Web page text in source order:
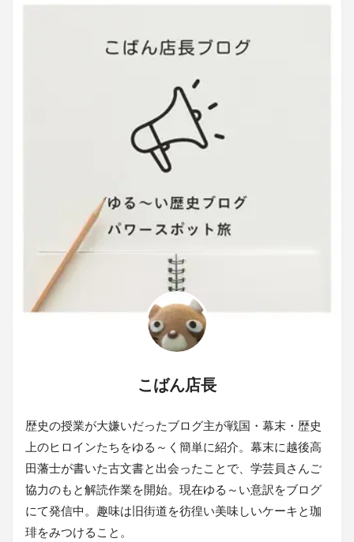
こばん店長
歴史の授業が大嫌いだったブログ主が戦国・幕末・歴史
上のヒロインたちをゆる～く簡単に紹介。幕末に越後高
田藩士が書いた古文書と出会ったことで、学芸員さんご
協力のもと解読作業を開始。現在ゆる～い意訳をブログ
にて発信中。趣味は旧街道を彷徨い美味しいケーキと珈
琲をみつけること。